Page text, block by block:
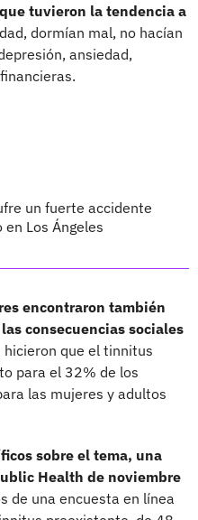
tuvieron la tendencia a
dormían mal, no hacían
ansiedad,
un fuerte accidente
Los Ángeles
encontraron también
consecuencias sociales
que el tinnitus
para el 32% de los
las mujeres y adultos
sobre el tema, una
Health de noviembre
de una encuesta en línea